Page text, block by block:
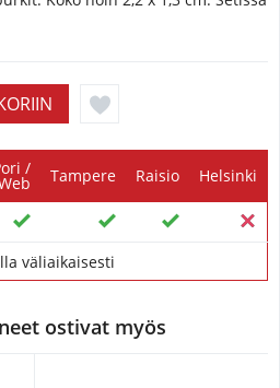
/ Tampere Raisio Helsinki
väliaikaisesti
ostivat myös